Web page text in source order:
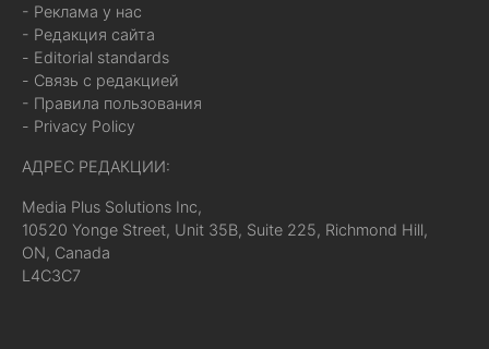
- Реклама у нас
- Редакция сайта
- Editorial standards
- Связь с редакцией
- Правила пользования
- Privacy Policy
АДРЕС РЕДАКЦИИ:
Media Plus Solutions Inc,
10520 Yonge Street, Unit 35B, Suite 225, Richmond Hill,
ON, Canada
L4C3C7